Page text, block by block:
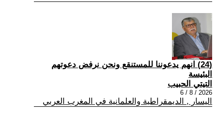
(24) انهم يدعوننا للمستنقع ونحن نرفض دعوتهم
البئيسة
التيتي الحبيب
2026 / 8 / 6
اليسار , الديمقراطية والعلمانية في المغرب العربي